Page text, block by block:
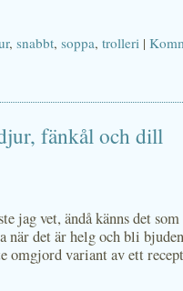
, snabbt, soppa, trolleri |
fänkål och dill
jag vet, ändå känns det
det är helg och bli
omgjord variant av ett